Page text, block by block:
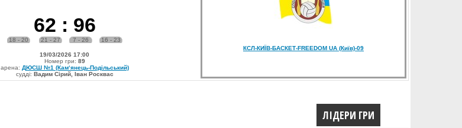
62 : 96
18 - 20 21 - 27 7 - 26 16 - 23
19/03/2026 17:00
Номер гри: 89
арена: ДЮСШ №1 (Кам‘янець-Подільський)
судді: Вадим Сірий, Іван Росквас
КСЛ-КИЇВ-БАСКЕТ-FREEDOM UA (Київ)-09
ЛІДЕРИ ГРИ